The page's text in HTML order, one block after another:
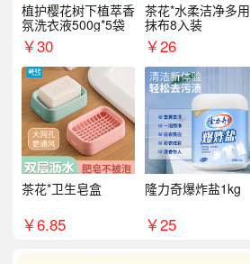
植护樱花树下植萃香
氛洗衣液500g*5袋
￥30
茶花*水柔洁净多用
抹布8入装
￥26
茶花*卫生皂盒
￥6.85
隆力奇爆炸盐1kg
￥25